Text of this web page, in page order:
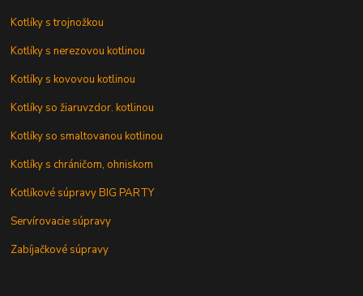
Kotlíky s trojnožkou
Kotlíky s nerezovou kotlinou
Kotlíky s kovovou kotlinou
Kotlíky so žiaruvzdor. kotlinou
Kotlíky so smaltovanou kotlinou
Kotlíky s chráničom, ohniskom
Kotlíkové súpravy BIG PARTY
Servírovacie súpravy
Zabíjačkové súpravy